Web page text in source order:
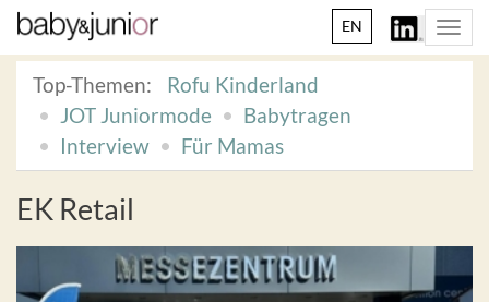
EN
Top-Themen:
Rofu Kinderland
JOT Juniormode
Babytragen
Interview
Für Mamas
EK Retail